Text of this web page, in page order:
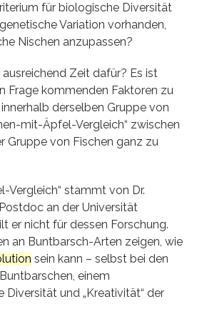
für biologische Diversität
Variation vorhanden,
Nischen anzupassen?
Zeit dafür? Es ist
Frage kommenden Faktoren zu
derselben Gruppe von
mit-Äpfel-Vergleich“ zwischen
Gruppe von Fischen ganz zu
Vergleich“ stammt von Dr.
an der Universität
er nicht für dessen Forschung.
an Buntbarsch-Arten zeigen, wie
sein kann – selbst bei den
einem
Diversität und „Kreativität“ der